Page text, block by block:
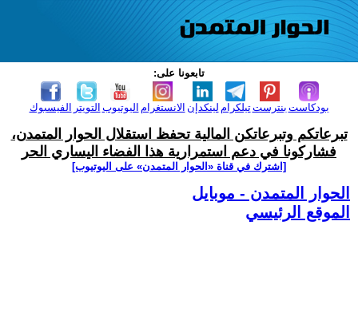
تابعونا على:
الفيسبوك التويتر اليوتيوب الانستغرام لينكدإن تيلكرامبنترست بودكاست
تبرعاتكم وتبرعاتكن المالية تحفظ استقلال الحوار المتمدن،
فشاركونا في دعم استمرارية هذا الفضاء اليساري الحر
[اشترك في قناة ‫«الحوار المتمدن» على اليوتيوب]
الحوار المتمدن - موبايل
الموقع الرئيسي